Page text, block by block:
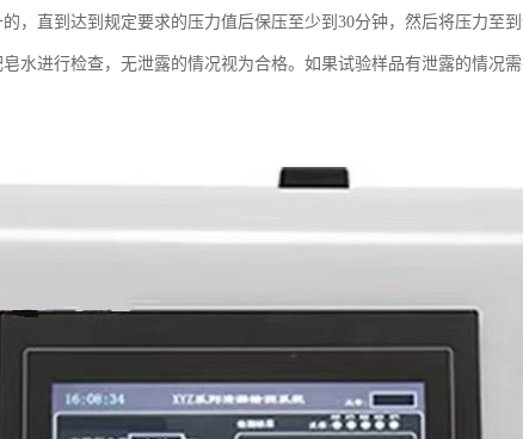
，直到达到规定要求的压力值后保压至少到30分钟，然后将压力至
水进行检查，无泄露的情况视为合格。如果试验样品有泄露的情况